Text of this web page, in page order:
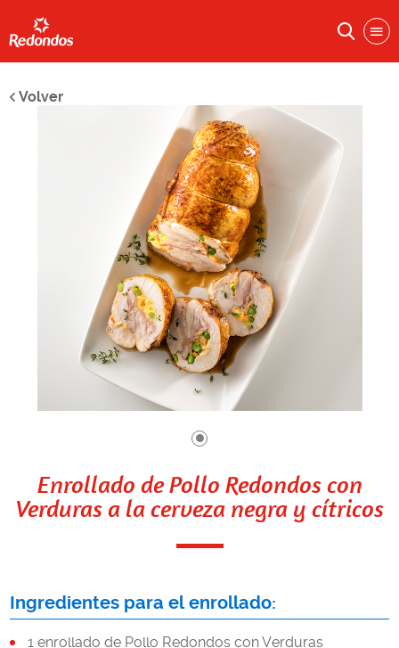
Volver
Enrollado de Pollo Redondos con
Verduras a la cerveza negra y cítricos
Ingredientes para el enrollado:
1 enrollado de Pollo Redondos con Verduras